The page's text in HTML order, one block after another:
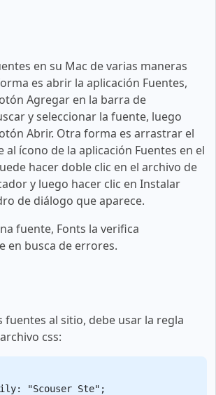
en su Mac de varias maneras
es abrir la aplicación Fuentes,
Agregar en la barra de
y seleccionar la fuente, luego
Abrir. Otra forma es arrastrar el
al ícono de la aplicación Fuentes en el
hacer doble clic en el archivo de
y luego hacer clic en Instalar
de diálogo que aparece.
fuente, Fonts la verifica
en busca de errores.
fuentes al sitio, debe usar la regla
css:
"Scouser Ste";